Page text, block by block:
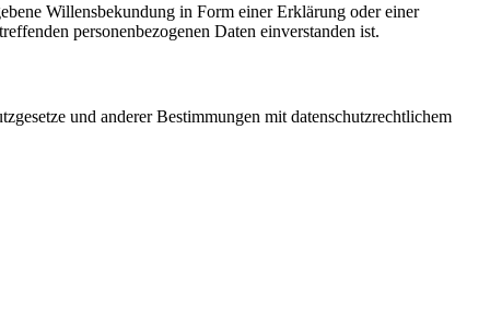
Willensbekundung in Form einer Erklärung oder einer
personenbezogenen Daten einverstanden ist.
und anderer Bestimmungen mit datenschutzrechtlichem